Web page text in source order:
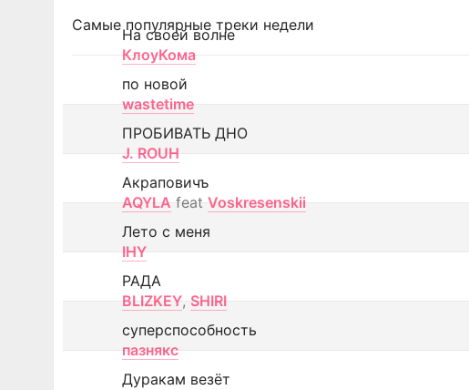
Самые популярные треки недели
На своей волне
КлоуКома
по новой
wastetime
ПРОБИВАТЬ ДНО
J. ROUH
Акраповичъ
AQYLA feat Voskresenskii
Лето с меня
IHY
РАДА
BLIZKEY, SHIRI
суперспособность
пазнякс
Дуракам везёт